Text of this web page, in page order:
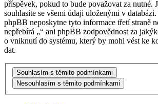
příspěvek, pokud to bude považovat za nutné.
souhlasíte se všemi údaji uloženými v databázi.
phpBB neposkytne tyto informace třetí straně
nepřebírá „“ ani phpBB zodpovědnost za
o vniknutí do systému, který by mohl vést ke
dat.